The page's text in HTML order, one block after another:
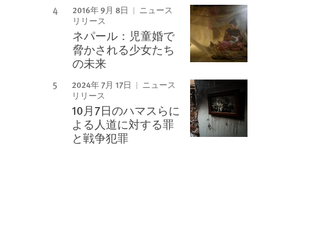
2016年 9月 8日
ニュース
リリース
ネパール：児童婚で
脅かされる少女たち
の未来
2024年 7月 17日
ニュース
リリース
10月7日のハマスらに
よる人道に対する罪
と戦争犯罪